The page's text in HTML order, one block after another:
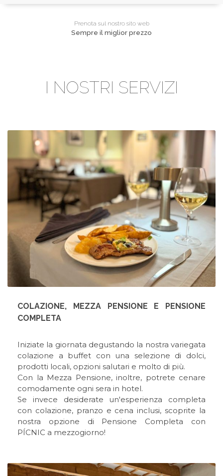
Prenota sul nostro sito web
Sempre il miglior prezzo
I NOSTRI SERVIZI
COLAZIONE, MEZZA PENSIONE E PENSIONE
COMPLETA
Iniziate la giornata degustando la nostra variegata
colazione a buffet con una selezione di dolci,
prodotti locali, opzioni salutari e molto di più.
Con la Mezza Pensione, inoltre, potrete cenare
comodamente ogni sera in hotel.
Se invece desiderate un'esperienza completa
con colazione, pranzo e cena inclusi, scoprite la
nostra opzione di Pensione Completa con
PÍCNIC a mezzogiorno!